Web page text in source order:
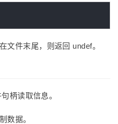
文件末尾，则返回 undef。
柄读取信息。
数据。